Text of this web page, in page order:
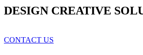
DESIGN CREATIVE
CONTACT US